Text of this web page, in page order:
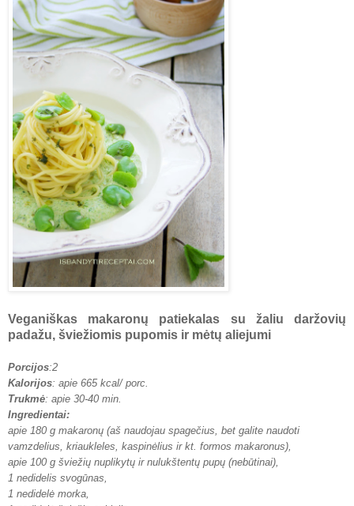
Veganiškas makaronų patiekalas su žaliu daržovių
padažu, šviežiomis pupomis ir mėtų aliejumi
Porcijos:2
Kalorijos: apie 665 kcal/ porc.
Trukmė: apie 30-40 min.
Ingredientai:
apie 180 g makaronų (aš naudojau spagečius, bet galite naudoti
vamzdelius, kriaukleles, kaspinėlius ir kt. formos makaronus),
apie 100 g šviežių nuplikytų ir nulukštentų pupų (nebūtinai),
1 nedidelis svogūnas,
1 nedidelė morka,